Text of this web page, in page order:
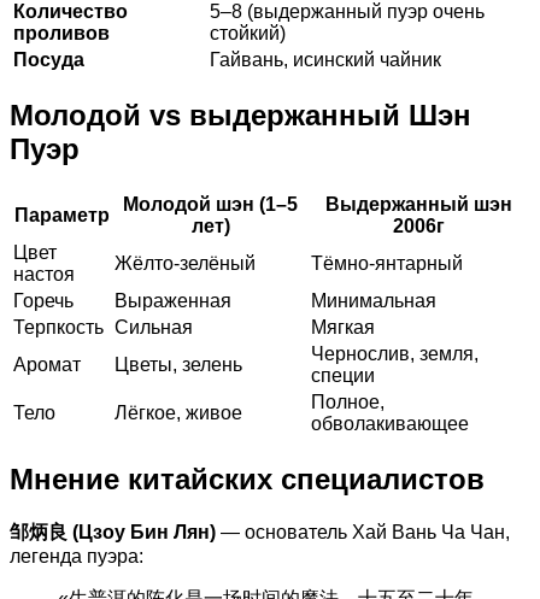
Количество
проливов
5–8 (выдержанный пуэр очень
стойкий)
Посуда
Гайвань, исинский чайник
Молодой vs выдержанный Шэн
Пуэр
Параметр
Молодой шэн (1–5
лет)
Выдержанный шэн
2006г
Цвет
настоя
Жёлто-зелёный
Тёмно-янтарный
Горечь
Выраженная
Минимальная
Терпкость Сильная
Мягкая
Аромат
Цветы, зелень
Чернослив, земля,
специи
Тело
Лёгкое, живое
Полное,
обволакивающее
Мнение китайских специалистов
邹炳良 (Цзоу Бин Лян) — основатель Хай Вань Ча Чан,
легенда пуэра: